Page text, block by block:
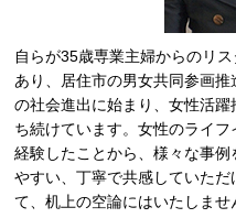
自らが35歳専業主婦からのリ
あり、居住市の男女共同参画
の社会進出に始まり、女性活
ち続けています。女性のライ
経験したことから、様々な事
やすい、丁寧で共感していた
て、机上の空論にはいたしませ